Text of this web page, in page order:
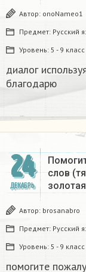
Автор: onoNameo1
Предмет: Русский
Уровень: 5 - 9 класс
диалог
благодарю
24
ДЕКАБРЬ
слов
Автор: brosanabro
Предмет: Русский
Уровень: 5 - 9 класс
помогите